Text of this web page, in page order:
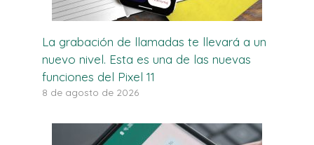
La grabación de llamadas te llevará a un
nuevo nivel. Esta es una de las nuevas
funciones del Pixel 11
8 de agosto de 2026